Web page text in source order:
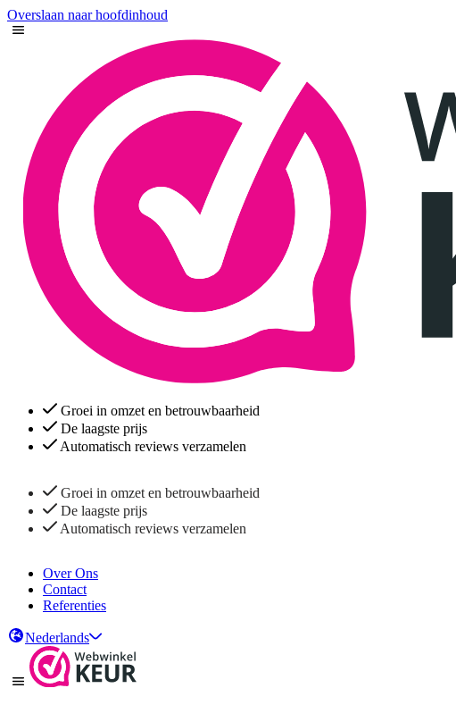
Overslaan naar hoofdinhoud
Groei in omzet en betrouwbaarheid
De laagste prijs
Automatisch reviews verzamelen
Groei in omzet en betrouwbaarheid
De laagste prijs
Automatisch reviews verzamelen
Over Ons
Contact
Referenties
Nederlands